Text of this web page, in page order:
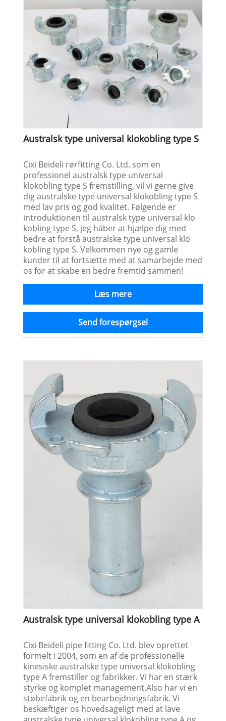
Australsk type universal klokobling type S
Cixi Beideli rørfitting Co. Ltd. som en
professionel australsk type universal
klokobling type S fremstilling, vil vi gerne give
dig australske type universal klokobling type S
med lav pris og god kvalitet. Følgende er
introduktionen til australsk type universal klo
kobling type S, jeg håber at hjælpe dig med
bedre at forstå australske type universal klo
kobling type S. Velkommen nye og gamle
kunder til at fortsætte med at samarbejde med
os for at skabe en bedre fremtid sammen!
Læs mere
Send forespørgsel
Australsk type universal klokobling type A
Cixi Beideli pipe fitting Co. Ltd. blev oprettet
formelt i 2004, som en af ​​de professionelle
kinesiske australske type universal klokobling
type A fremstiller og fabrikker. Vi har en stærk
styrke og komplet management.Also har vi en
støbefabrik og en bearbejdningsfabrik. Vi
beskæftiger os hovedsageligt med at lave